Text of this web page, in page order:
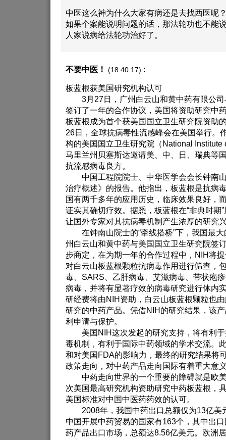
中医这么神为什么大家有病还是去找西医呢
如果个案能说明问题的话，那法轮功也不能
人家说病给法轮功治好了。
不要中医！ (18:40:17) :
板蓝根获美国研究机构认可
3月27日，广州白云山和黄中药有限公司
签订了一年的合作协议，美国将资助研究中
板蓝根成为首个获美国国立卫生研究院资
26日，全球抗病毒性流感峰会在美国举行。
构的美国国立卫生研究院（National
马里兰州贝塞斯达邀请美、中、日、瑞典等
抗流感病毒良方。
中国工程院院士、中华医学会会长钟南
治疗概述》的报告。他指出，板蓝根是抗病
国有两千多年的应用历史，临床效果良好，
证实其确切疗效。据悉，板蓝根在“非典时期
让国外专家对其抗病毒机制产生浓厚的研究
在钟南山院士的“牵线搭桥”下，我国最
州白云山和黄中药与美国国立卫生研究院签
步商定，在为期一年的合作过程中，NIH将
对白云山板蓝根颗粒抗病毒作用进行筛查，
毒、SARS、乙肝病毒、艾滋病毒、带状疱
病毒，并将有显著疗效的病毒研究进行体内
研经费将由NIH资助，白云山板蓝根颗粒也
研究的中药产品。凭借NIH的研究结果，该
利申请与保护。
美国NIH这次发起的研究支持，将有利于
毒机制，有利于国际中药领域的学术交流。
和对美国FDA的影响力，最终的研究结果将
政策走向，对中药产品走向国际有着重大意
中药走向世界的一个重要的障碍就是欧
次美国最高研究机构资助研究中药板蓝根，
美国标准对中国中医药药效的认可。
2008年，我国中药出口总额仅为13亿美
中国开展中药贸易的国家有163个，其中出
药产品出口市场，总额达8.56亿美元。欧洲